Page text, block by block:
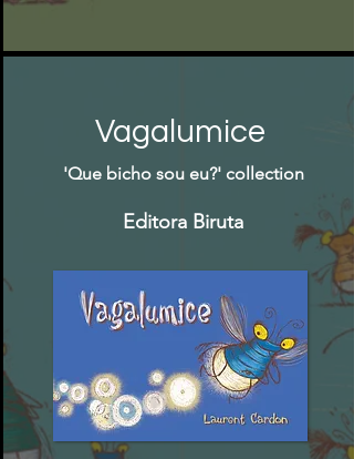
Vagalumice
'Que bicho sou eu?' collection
Editora Biruta